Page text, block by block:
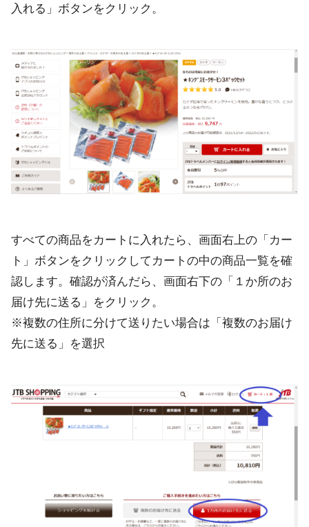
入れる」ボタンをクリック。
すべての商品をカートに入れたら、画面右上の「カー
ト」ボタンをクリックしてカートの中の商品一覧を確
認します。確認が済んだら、画面右下の「１か所のお
届け先に送る」をクリック。
※複数の住所に分けて送りたい場合は「複数のお届け
先に送る」を選択